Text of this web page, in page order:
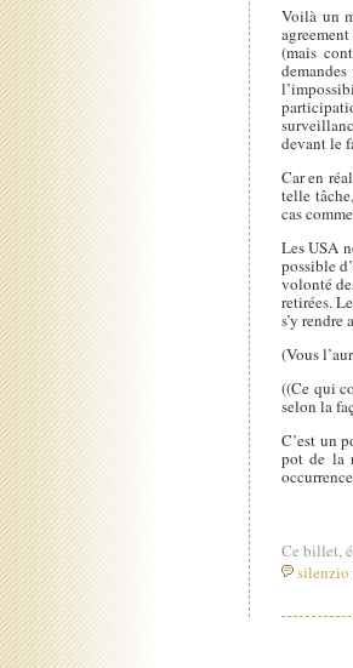
Voilà un
(mais
devant le
Car en
telle
cas
Les USA
possible
volonté
retirées.
s’y
(Vous
((Ce qui
selon la
C’est un
pot de la
Ce billet,
silenzio